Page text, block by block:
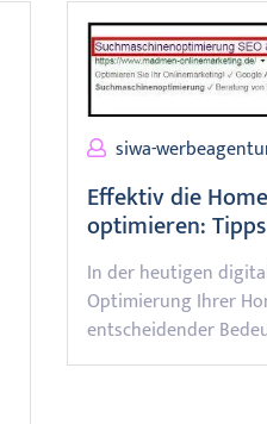
siwa-
Effektiv die
optimieren:
In der heutigen
Optimierung Ihrer
entscheidender